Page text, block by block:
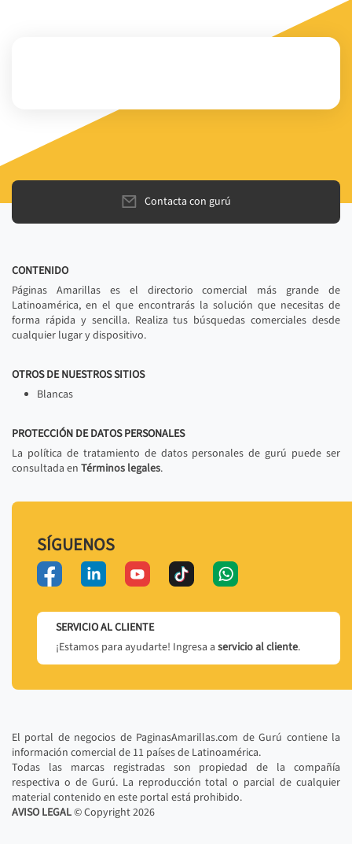
Contacta con gurú
CONTENIDO
Páginas Amarillas es el directorio comercial más grande de
Latinoamérica, en el que encontrarás la solución que necesitas de
forma rápida y sencilla. Realiza tus búsquedas comerciales desde
cualquier lugar y dispositivo.
OTROS DE NUESTROS SITIOS
Blancas
PROTECCIÓN DE DATOS PERSONALES
La política de tratamiento de datos personales de gurú puede ser
consultada en Términos legales.
SÍGUENOS
SERVICIO AL CLIENTE
¡Estamos para ayudarte! Ingresa a servicio al cliente.
El portal de negocios de PaginasAmarillas.com de Gurú contiene la
información comercial de 11 países de Latinoamérica.
Todas las marcas registradas son propiedad de la compañía
respectiva o de Gurú. La reproducción total o parcial de cualquier
material contenido en este portal está prohibido.
AVISO LEGAL© Copyright2026